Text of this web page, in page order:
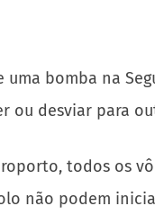
bomba na
ou desviar para
todos os
não podem